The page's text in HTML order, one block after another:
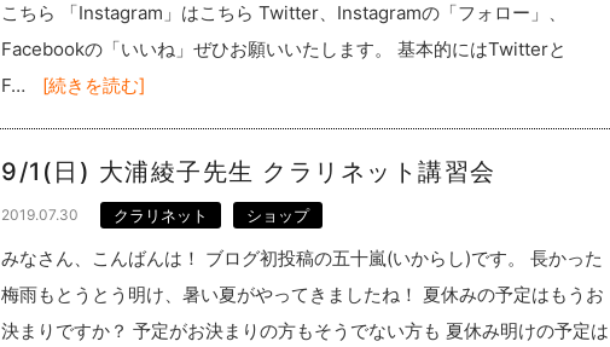
こちら 「Instagram」はこちら Twitter、Instagramの「フォロー」、
Facebookの「いいね」ぜひお願いいたします。 基本的にはTwitterと
F…
[続きを読む]
9/1(日) 大浦綾子先生 クラリネット講習会
2019.07.30 クラリネット ショップ
みなさん、こんばんは！ ブログ初投稿の五十嵐(いからし)です。 長かった
梅雨もとうとう明け、暑い夏がやってきましたね！ 夏休みの予定はもうお
決まりですか？ 予定がお決まりの方もそうでない方も 夏休み明けの予定は